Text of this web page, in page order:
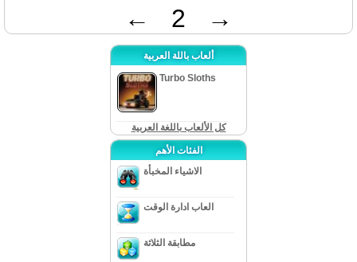
← 2 →
ألعاب باللة العربية
Turbo Sloths
كل الألعاب باللغة العربية
الفئات الأهم
الاشياء المخبأة
العاب ادارة الوقت
مطابقة الثلاثة